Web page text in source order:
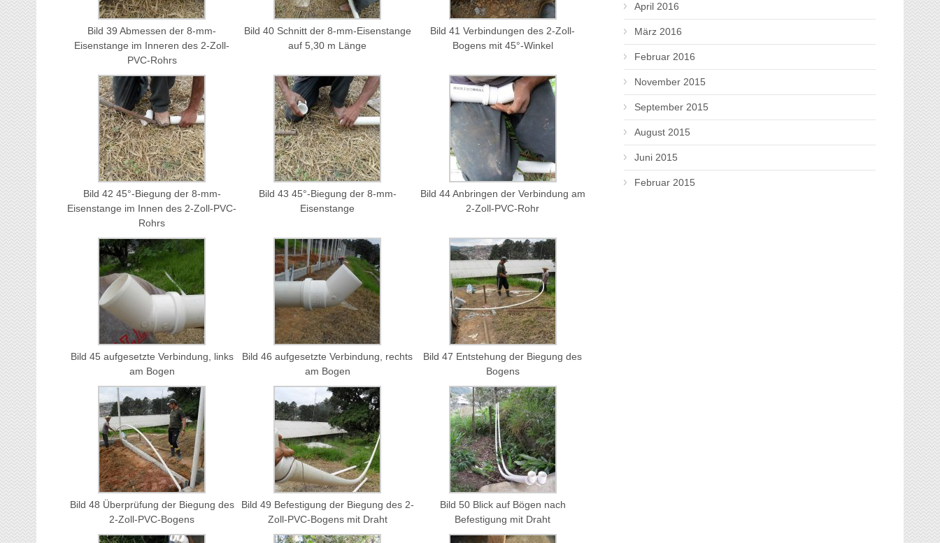
Bild 39 Abmessen der 8-mm-
Eisenstange im Inneren des 2-Zoll-
PVC-Rohrs
Bild 40 Schnitt der 8-mm-Eisenstange
auf 5,30 m Länge
Bild 41 Verbindungen des 2-Zoll-
Bogens mit 45°-Winkel
Bild 42 45°-Biegung der 8-mm-
Eisenstange im Innen des 2-Zoll-PVC-
Rohrs
Bild 43 45°-Biegung der 8-mm-
Eisenstange
Bild 44 Anbringen der Verbindung am
2-Zoll-PVC-Rohr
Bild 45 aufgesetzte Verbindung, links
am Bogen
Bild 46 aufgesetzte Verbindung, rechts
am Bogen
Bild 47 Entstehung der Biegung des
Bogens
Bild 48 Überprüfung der Biegung des
2-Zoll-PVC-Bogens
Bild 49 Befestigung der Biegung des 2-
Zoll-PVC-Bogens mit Draht
Bild 50 Blick auf Bögen nach
Befestigung mit Draht
April 2016
März 2016
Februar 2016
November 2015
September 2015
August 2015
Juni 2015
Februar 2015